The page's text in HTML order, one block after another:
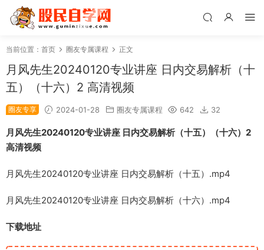
当前位置： 首页 圈友专属课程 正文
月风先生20240120专业讲座 日内交易解析（十
五）（十六）2 高清视频
圈友专享 2024-01-28 圈友专属课程 642 32
月风先生20240120专业讲座 日内交易解析（十五）（十六）2
高清视频
月风先生20240120专业讲座 日内交易解析（十五）.mp4
月风先生20240120专业讲座 日内交易解析（十六）.mp4
下载地址